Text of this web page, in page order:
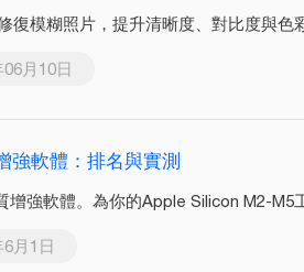
復模糊照片，提升清晰度、對比度與色
月10日
強軟體：排名與實測
強軟體。為你的Apple Silicon M2-M5
月1日